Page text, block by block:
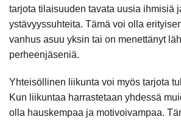
tarjota tilaisuuden tavata uusia ihmisiä
ystävyyssuhteita. Tämä voi olla
vanhus asuu yksin tai on menettänyt
perheenjäseniä.
Yhteisöllinen liikunta voi myös tarjota
Kun liikuntaa harrastetaan yhdessä
olla hauskempaa ja motivoivampaa.